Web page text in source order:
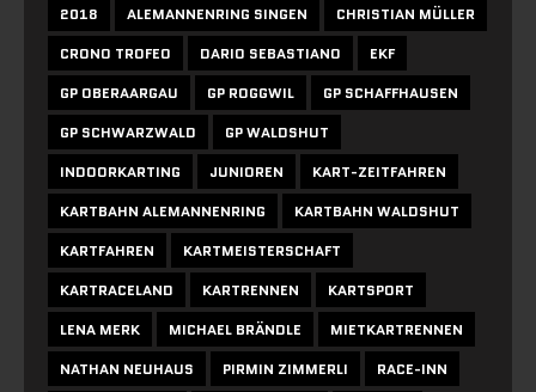
2018 ALEMANNENRING SINGEN
CHRISTIAN MÜLLER
CRONO TROFEO
DARIO SEBASTIANO
EKF
GP OBERAARGAU
GP ROGGWIL
GP SCHAFFHAUSEN
GP SCHWARZWALD
GP WALDSHUT
INDOORKARTING
JUNIOREN
KART-ZEITFAHREN
KARTBAHN ALEMANNENRING
KARTBAHN WALDSHUT
KARTFAHREN
KARTMEISTERSCHAFT
KARTRACELAND
KARTRENNEN
KARTSPORT
LENA MERK
MICHAEL BRÄNDLE
MIETKARTRENNEN
NATHAN NEUHAUS
PIRMIN ZIMMERLI RACE-INN